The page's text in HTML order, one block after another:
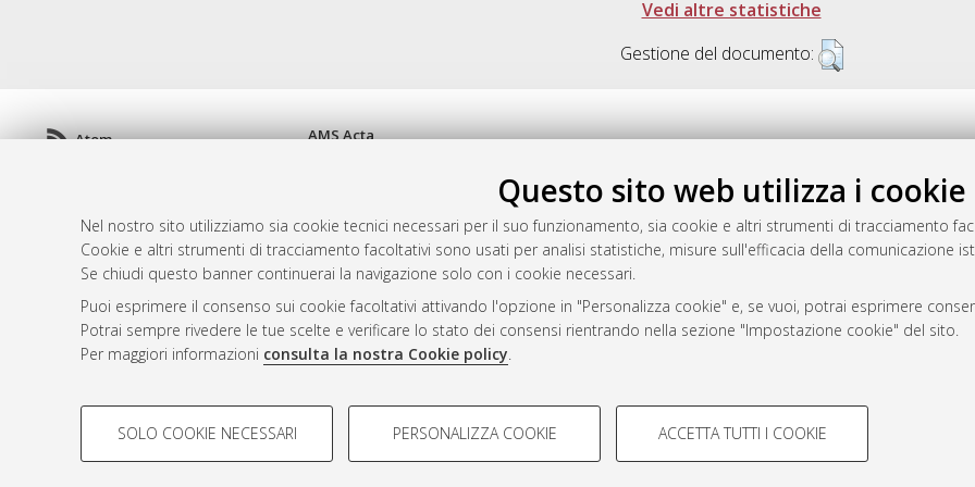
Questo sito web utilizza i cookie
Nel nostro sito utilizziamo sia cookie tecnici necessari per il suo funzionamento, sia cookie e altri strumenti di tracciamento
Cookie e altri strumenti di tracciamento facoltativi sono usati per analisi statistiche, misure sull'efficacia della comunicazione
Se chiudi questo banner continuerai la navigazione solo con i cookie necessari.
Puoi esprimere il consenso sui cookie facoltativi attivando l'opzione in "Personalizza cookie" e, se vuoi, potrai esprimere
Potrai sempre rivedere le tue scelte e verificare lo stato dei consensi rientrando nella sezione "Impostazione cookie" del sito.
Per maggiori informazioni consulta la nostra Cookie policy.
COOKIE DI PROFILAZIONE - FACOLTATIVI COOKIE TECNICI -
SOLO COOKIE NECESSARI PERSONALIZZA COOKIE ACCETTA TUTTI I COOKIE
Vedi altre statistiche
Gestione del documento:
Atom
AMS Acta
doi.org/10.17616/R3P19R
Servizio implementato e gestito da
AlmaDL
Impostazioni Cookie
Informativa sulla privacy
Condizioni d'uso del sito
Mission e policies del repository
© ALMA MATER STUDIORUM - Università d Bologna, 2007-2026.